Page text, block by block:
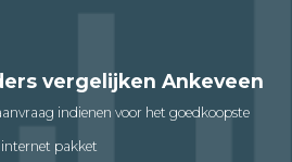
vergelijken Ankeveen
indienen voor het goedkoopste
internet pakket